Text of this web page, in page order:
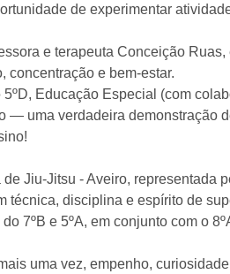
de experimentar
e terapeuta Conceição
concentração e bem-estar.
Educação Especial (com
— uma verdadeira demonstração
Jiu-Jitsu - Aveiro, representada
técnica, disciplina e espírito de
7ºB e 5ºA, em conjunto com o
uma vez, empenho,